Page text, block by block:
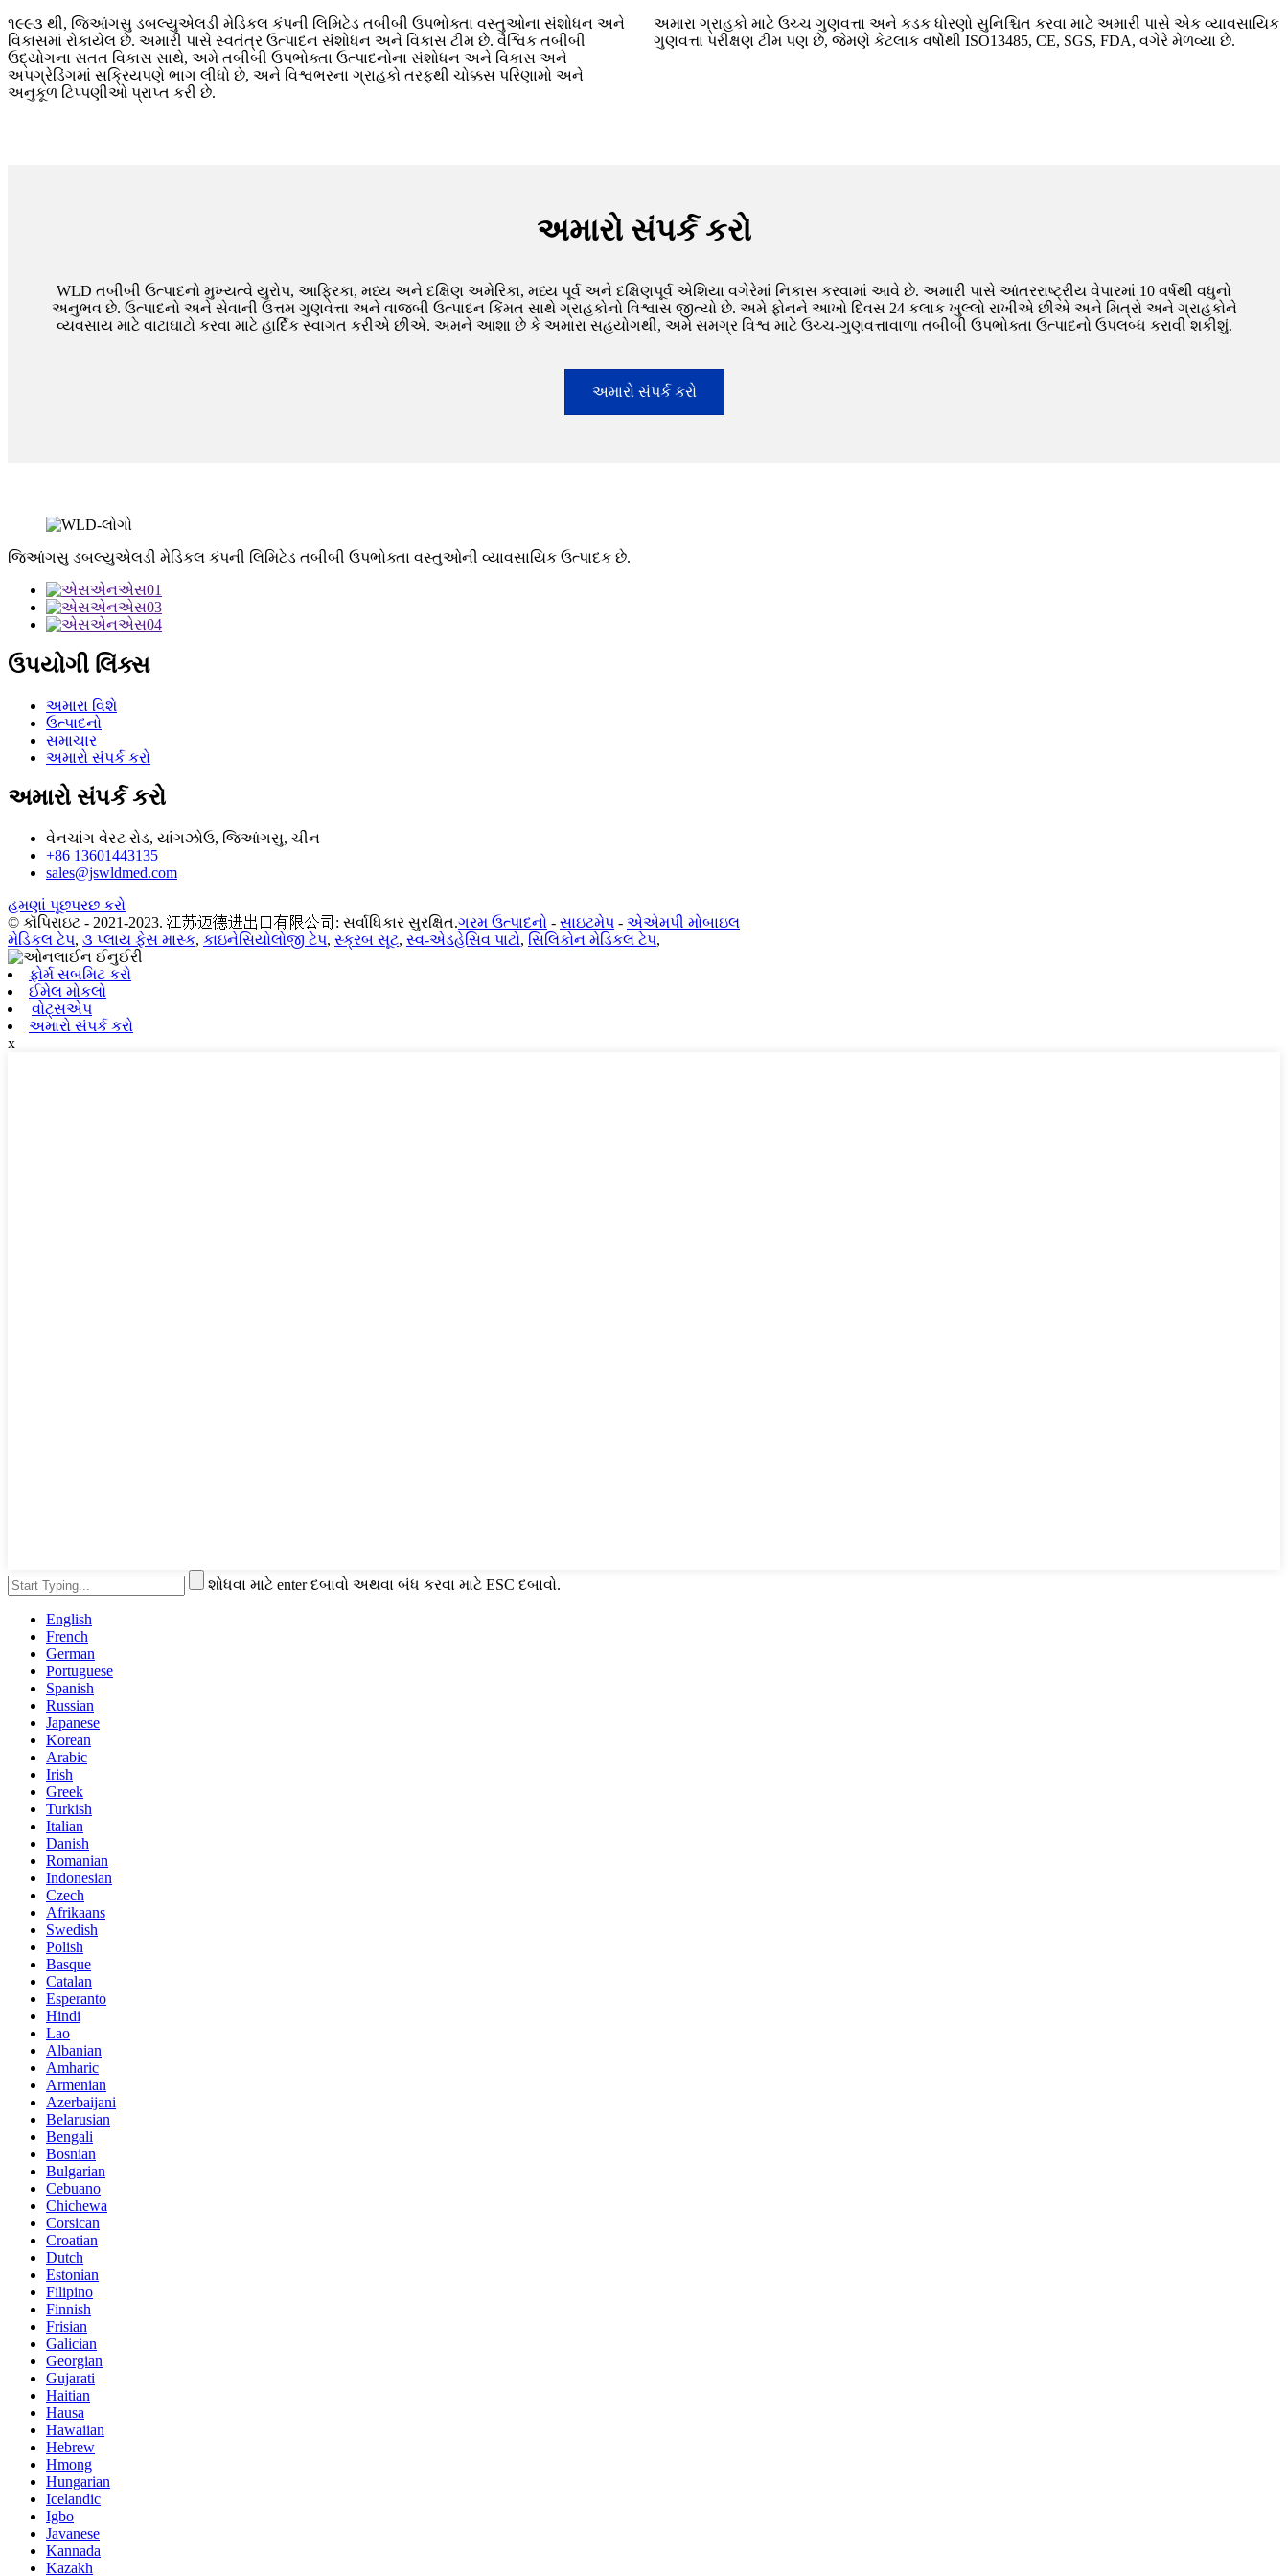
૧૯૯૩ થી, જિઆંગસુ ડબલ્યુએલડી મેડિકલ કંપની લિમિટેડ તબીબી ઉપભોક્તા વસ્તુઓના સંશોધન અને
વિકાસમાં રોકાયેલ છે. અમારી પાસે સ્વતંત્ર ઉત્પાદન સંશોધન અને વિકાસ ટીમ છે. વૈશ્વિક તબીબી
ઉદ્યોગના સતત વિકાસ સાથે, અમે તબીબી ઉપભોક્તા ઉત્પાદનોના સંશોધન અને વિકાસ અને
અપગ્રેડિંગમાં સક્રિયપણે ભાગ લીધો છે, અને વિશ્વભરના ગ્રાહકો તરફથી ચોક્કસ પરિણામો અને
અનુકૂળ ટિપ્પણીઓ પ્રાપ્ત કરી છે.
અમારા ગ્રાહકો માટે ઉચ્ચ ગુણવત્તા અને કડક ધોરણો સુનિશ્ચિત કરવા માટે અમારી પાસે એક વ્યાવસાયિક
ગુણવત્તા પરીક્ષણ ટીમ પણ છે, જેમણે કેટલાક વર્ષોથી ISO13485, CE, SGS, FDA, વગેરે મેળવ્યા છે.
અમારો સંપર્ક કરો
WLD તબીબી ઉત્પાદનો મુખ્યત્વે યુરોપ, આફ્રિકા, મધ્ય અને દક્ષિણ અમેરિકા, મધ્ય પૂર્વ અને દક્ષિણપૂર્વ એશિયા વગેરેમાં નિકાસ કરવામાં આવે છે. અમારી પાસે આંતરરાષ્ટ્રીય વેપારમાં 10 વર્ષથી વધુનો
અનુભવ છે. ઉત્પાદનો અને સેવાની ઉત્તમ ગુણવત્તા અને વાજબી ઉત્પાદન કિંમત સાથે ગ્રાહકોનો વિશ્વાસ જીત્યો છે. અમે ફોનને આખો દિવસ 24 કલાક ખુલ્લો રાખીએ છીએ અને મિત્રો અને ગ્રાહકોને
વ્યવસાય માટે વાટાઘાટો કરવા માટે હાર્દિક સ્વાગત કરીએ છીએ. અમને આશા છે કે અમારા સહયોગથી, અમે સમગ્ર વિશ્વ માટે ઉચ્ચ-ગુણવત્તાવાળા તબીબી ઉપભોક્તા ઉત્પાદનો ઉપલબ્ધ કરાવી શકીશું.
અમારો સંપર્ક કરો
જિઆંગસુ ડબલ્યુએલડી મેડિકલ કંપની લિમિટેડ તબીબી ઉપભોક્તા વસ્તુઓની વ્યાવસાયિક ઉત્પાદક છે.
ઉપયોગી લિંક્સ
અમારા વિશે
ઉત્પાદનો
સમાચાર
અમારો સંપર્ક કરો
અમારો સંપર્ક કરો
વેનચાંગ વેસ્ટ રોડ, યાંગઝોઉ, જિઆંગસુ, ચીન
+86 13601443135
sales@jswldmed.com
હમણાં પૂછપરછ કરો
© કૉપિરાઇટ - 2021-2023. 江苏迈德进出口有限公司: સર્વાધિકાર સુરક્ષિત.ગરમ ઉત્પાદનો - સાઇટમેપ - એએમપી મોબાઇલ
મેડિકલ ટેપ, ૩ પ્લાય ફેસ માસ્ક, કાઇનેસિયોલોજી ટેપ, સ્ક્રબ સૂટ, સ્વ-એડહેસિવ પાટો, સિલિકોન મેડિકલ ટેપ,
ફોર્મ સબમિટ કરો
ઈમેલ મોકલો
વોટ્સએપ
અમારો સંપર્ક કરો
x
શોધવા માટે enter દબાવો અથવા બંધ કરવા માટે ESC દબાવો.
English
French
German
Portuguese
Spanish
Russian
Japanese
Korean
Arabic
Irish
Greek
Turkish
Italian
Danish
Romanian
Indonesian
Czech
Afrikaans
Swedish
Polish
Basque
Catalan
Esperanto
Hindi
Lao
Albanian
Amharic
Armenian
Azerbaijani
Belarusian
Bengali
Bosnian
Bulgarian
Cebuano
Chichewa
Corsican
Croatian
Dutch
Estonian
Filipino
Finnish
Frisian
Galician
Georgian
Gujarati
Haitian
Hausa
Hawaiian
Hebrew
Hmong
Hungarian
Icelandic
Igbo
Javanese
Kannada
Kazakh